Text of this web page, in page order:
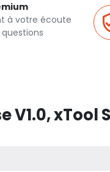
à votre écoute
xTool